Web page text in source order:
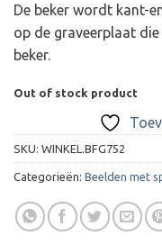
De beker wordt kant-
op de graveerplaat
beker.
Out of stock product
SKU: WINKEL.BFG752
Categorieën: Beelden met